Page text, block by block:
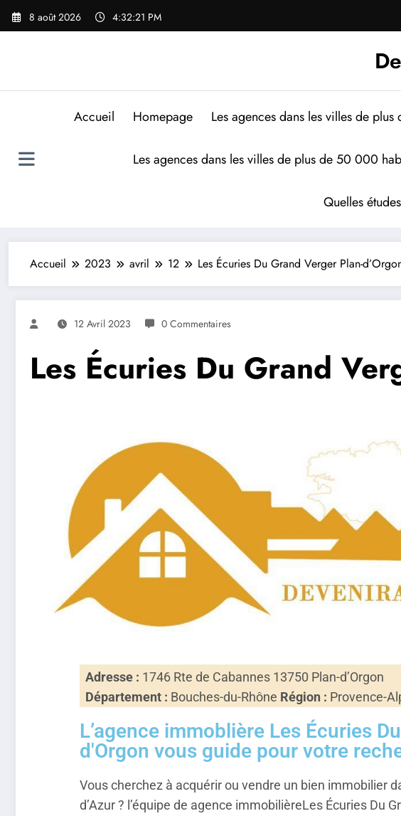
8 août 2026 4:32:22 PM
Accueil Homepage Les agences dans les villes de
Les agences dans les villes de plus de 50 000
Quelles
Accueil 2023 avril 12 Les Écuries Du Grand Verger Plan-
12 Avril 2023 0 Commentaires
Les Écuries Du Grand
Adresse : 1746 Rte de Cabannes 13750 Plan-d’Orgon
Département : Bouches-du-Rhône Région : Provence-
L’agence immoblière Les Écuries
d'Orgon vous guide pour votre
Vous cherchez à acquérir ou vendre un bien immobilier
d’Azur ? l’équipe de agence immobilièreLes Écuries Du